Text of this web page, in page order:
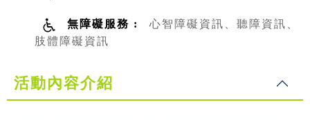
無障礙服務 :
心智障礙資訊、聽障資訊、
肢體障礙資訊
活動內容介紹